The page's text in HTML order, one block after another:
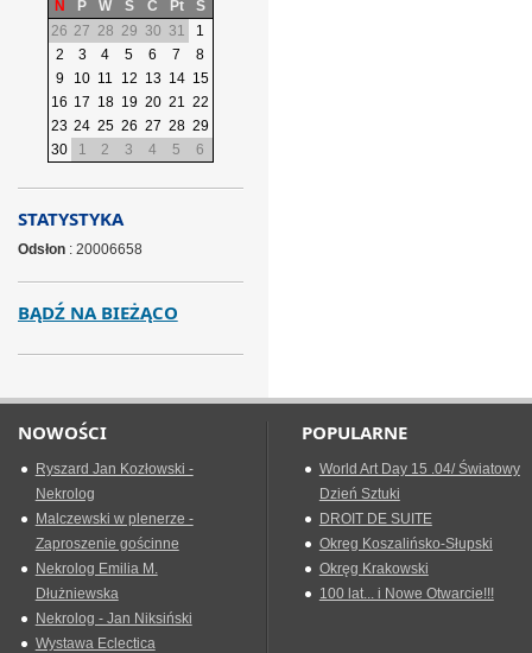
N
P W Ś C Pt
S
26 27 28 29 30 31
1
2
3 4 5 6 7
8
9
10 11 12 13 14 15
16 17 18 19 20 21 22
23 24 25 26 27 28 29
30
1 2 3 4 5 6
STATYSTYKA
Odsłon: 20006658
BĄDŹ NA BIEŻĄCO
NOWOŚCI
Ryszard Jan Kozłowski -
Nekrolog
Malczewski w plenerze -
Zaproszenie gościnne
Nekrolog Emilia M.
Dłużniewska
Nekrolog - Jan Niksiński
Wystawa Eclectica
POPULARNE
World Art Day 15 .04/ Światowy
Dzień Sztuki
DROIT DE SUITE
Okreg Koszalińsko-Słupski
Okręg Krakowski
100 lat... i Nowe Otwarcie!!!